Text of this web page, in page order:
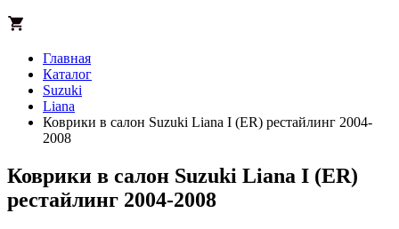
Главная
Каталог
Suzuki
Liana
Коврики в салон Suzuki Liana I (ER) рестайлинг 2004-
2008
Коврики в салон Suzuki Liana I (ER)
рестайлинг 2004-2008